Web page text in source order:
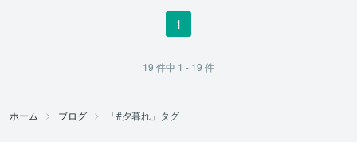
1
19 件中 1 - 19 件
ホーム ブログ 「#夕暮れ」タグ